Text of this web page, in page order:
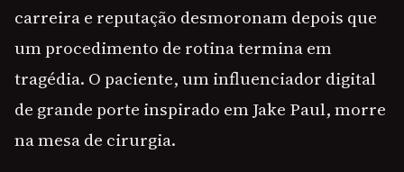
carreira e reputação desmoronam depois que
um procedimento de rotina termina em
tragédia. O paciente, um influenciador digital
de grande porte inspirado em Jake Paul, morre
na mesa de cirurgia.